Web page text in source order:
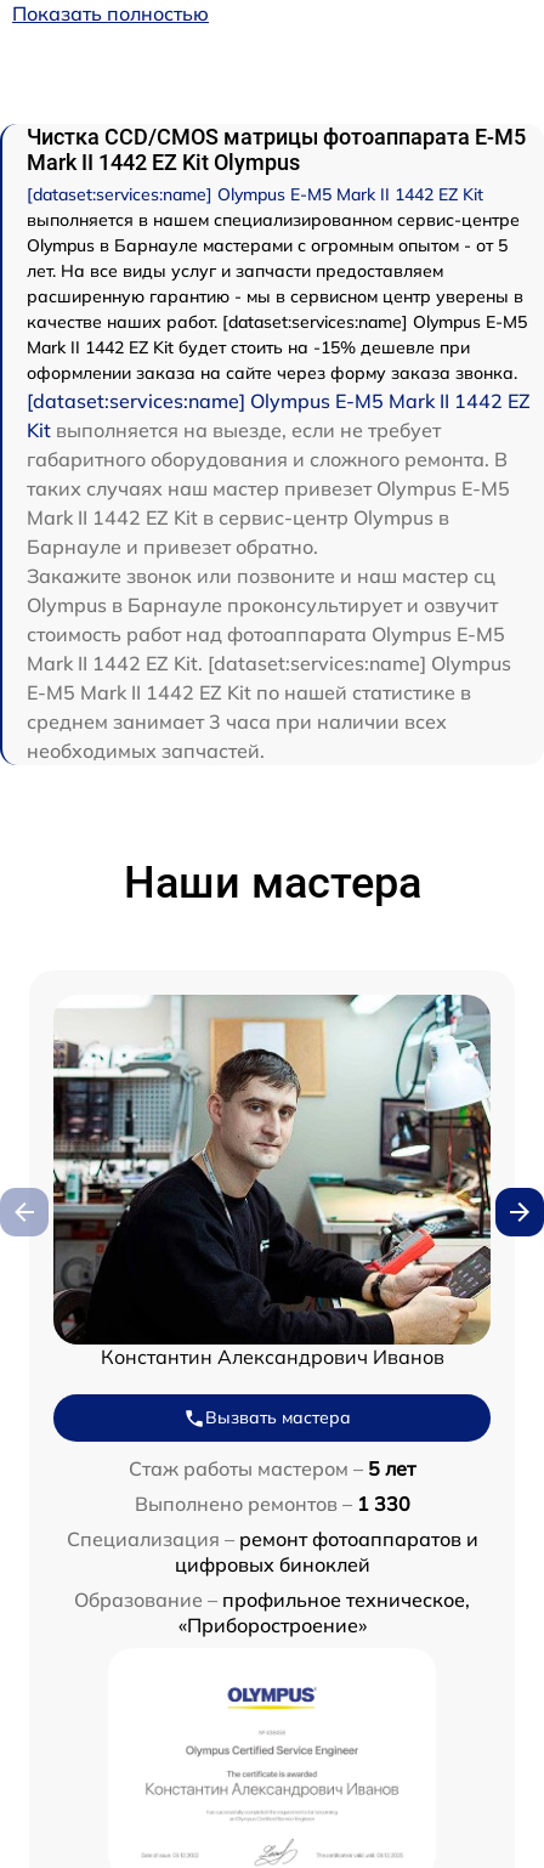
Показать полностью
Чистка CCD/CMOS матрицы фотоаппарата E‑M5
Mark II 1442 EZ Kit Olympus
[dataset:services:name] Olympus E‑M5 Mark II 1442 EZ Kit
выполняется в нашем специализированном сервис-центре
Olympus в Барнауле мастерами с огромным опытом - от 5
лет. На все виды услуг и запчасти предоставляем
расширенную гарантию - мы в сервисном центр уверены в
качестве наших работ. [dataset:services:name] Olympus E‑M5
Mark II 1442 EZ Kit будет стоить на -15% дешевле при
оформлении заказа на сайте через форму заказа звонка.
[dataset:services:name] Olympus E‑M5 Mark II 1442 EZ
Kit выполняется на выезде, если не требует
габаритного оборудования и сложного ремонта. В
таких случаях наш мастер привезет Olympus E‑M5
Mark II 1442 EZ Kit в сервис-центр Olympus в
Барнауле и привезет обратно.
Закажите звонок или позвоните и наш мастер сц
Olympus в Барнауле проконсультирует и озвучит
стоимость работ над фотоаппарата Olympus E‑M5
Mark II 1442 EZ Kit. [dataset:services:name] Olympus
E‑M5 Mark II 1442 EZ Kit по нашей статистике в
среднем занимает 3 часа при наличии всех
необходимых запчастей.
Наши мастера
Константин Александрович Иванов
Вызвать мастера
Стаж работы мастером – 5 лет
Выполнено ремонтов – 1 330
Специализация – ремонт фотоаппаратов и
цифровых биноклей
Образование – профильное техническое,
«Приборостроение»